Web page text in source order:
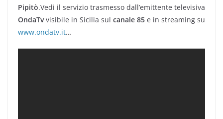
Pipitò.Vedi il servizio trasmesso dall’emittente televisiva
OndaTvvisibile in Sicilia sul canale 85 e in streaming su
www.ondatv.it…